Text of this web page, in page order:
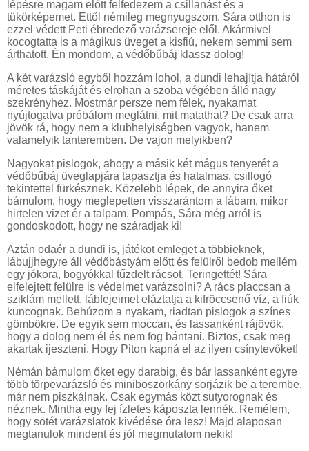
lépésre magam előtt felfedezem a csillanást és a
tükörképemet. Ettől némileg megnyugszom. Sára otthon is
ezzel védett Peti ébredező varázsereje elől. Akármivel
kocogtatta is a mágikus üveget a kisfiú, nekem semmi sem
árthatott. Én mondom, a védőbűbáj klassz dolog!
A két varázsló egyből hozzám lohol, a dundi lehajítja hátáról
méretes táskáját és elrohan a szoba végében álló nagy
szekrényhez. Mostmár persze nem félek, nyakamat
nyújtogatva próbálom meglátni, mit matathat? De csak arra
jövök rá, hogy nem a klubhelyiségben vagyok, hanem
valamelyik tanteremben. De vajon melyikben?
Nagyokat pislogok, ahogy a másik két mágus tenyerét a
védőbűbáj üveglapjára tapasztja és hatalmas, csillogó
tekintettel fürkésznek. Közelebb lépek, de annyira őket
bámulom, hogy meglepetten visszarántom a lábam, mikor
hirtelen vizet ér a talpam. Pompás, Sára még arról is
gondoskodott, hogy ne száradjak ki!
Aztán odaér a dundi is, játékot emleget a többieknek,
lábujjhegyre áll védőbástyám előtt és felülről bedob mellém
egy jókora, bogyókkal tűzdelt rácsot. Teringettét! Sára
elfelejtett felülre is védelmet varázsolni? A rács placcsan a
sziklám mellett, lábfejeimet eláztatja a kifröccsenő víz, a fiúk
kuncognak. Behúzom a nyakam, riadtan pislogok a színes
gömbökre. De egyik sem moccan, és lassanként rájövök,
hogy a dolog nem él és nem fog bántani. Biztos, csak meg
akartak ijeszteni. Hogy Piton kapná el az ilyen csínytevőket!
Némán bámulom őket egy darabig, és bár lassanként egyre
több törpevarázsló és miniboszorkány sorjázik be a terembe,
már nem piszkálnak. Csak egymás közt sutyorognak és
néznek. Mintha egy fej ízletes káposzta lennék. Remélem,
hogy sötét varázslatok kivédése óra lesz! Majd alaposan
megtanulok mindent és jól megmutatom nekik!